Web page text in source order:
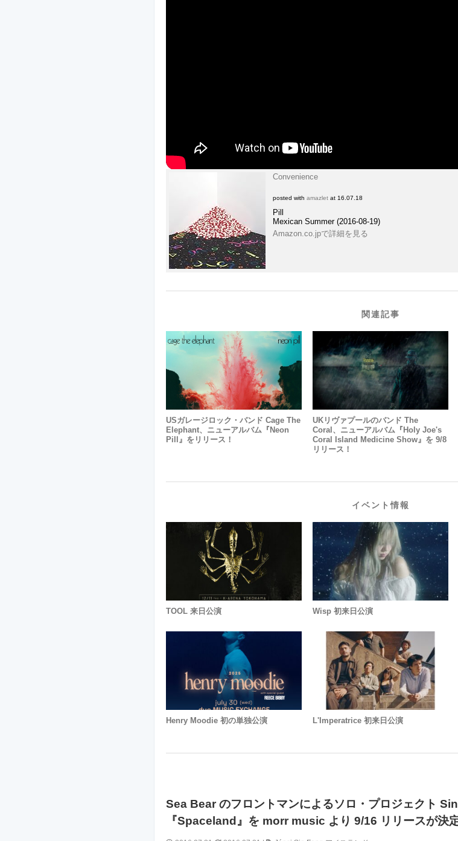
Convenience
posted withamazlet at 16.07.18
Pill
Mexican Summer (2016-08-19)
Amazon.co.jpで詳細を見る
関連記事
USガレージロック・バンド Cage The
Elephant、ニューアルバム『Neon
Pill』をリリース！
UKリヴァプールのバンド The
Coral、ニューアルバム『Holy Joe's
Coral Island Medicine Show』を 9/8
リリース！
イベント情報
TOOL 来日公演 Wisp 初来日公演
Henry Moodie 初の単独公演 L'Imperatrice 初来日公演
Sea Bear のフロントマンによるソロ・プロジェクト
『Spaceland』を morr music より 9/16 リリースが決